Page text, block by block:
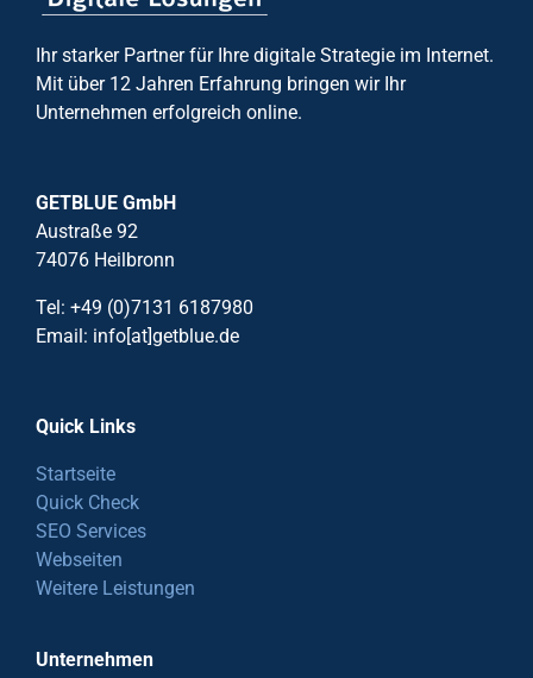
Ihr starker Partner für Ihre digitale Strategie im Internet.
Mit über 12 Jahren Erfahrung bringen wir Ihr
Unternehmen erfolgreich online.
GETBLUE GmbH
Austraße 92
74076 Heilbronn
Tel: +49 (0)7131 6187980
Email: info[at]getblue.de
Quick Links
Startseite
Quick Check
SEO Services
Webseiten
Weitere Leistungen
Unternehmen